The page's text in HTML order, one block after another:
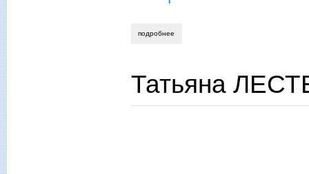
подробнее
Татьяна